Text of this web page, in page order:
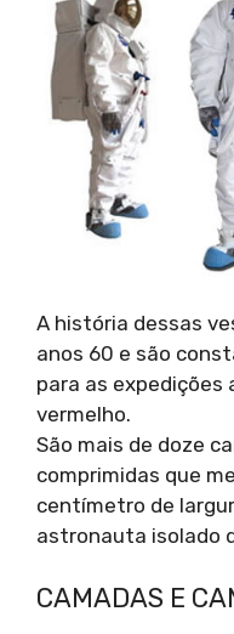
A história dessas
anos 60 e são
para as expedições
vermelho.
São mais de doze
comprimidas que
centímetro de
astronauta isolado
CAMADAS E